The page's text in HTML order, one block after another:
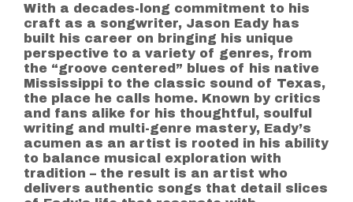
With a decades-long commitment to his
craft as a songwriter, Jason Eady has
built his career on bringing his unique
perspective to a variety of genres, from
the “groove centered” blues of his native
Mississippi to the classic sound of Texas,
the place he calls home. Known by critics
and fans alike for his thoughtful, soulful
writing and multi-genre mastery, Eady’s
acumen as an artist is rooted in his ability
to balance musical exploration with
tradition – the result is an artist who
delivers authentic songs that detail slices